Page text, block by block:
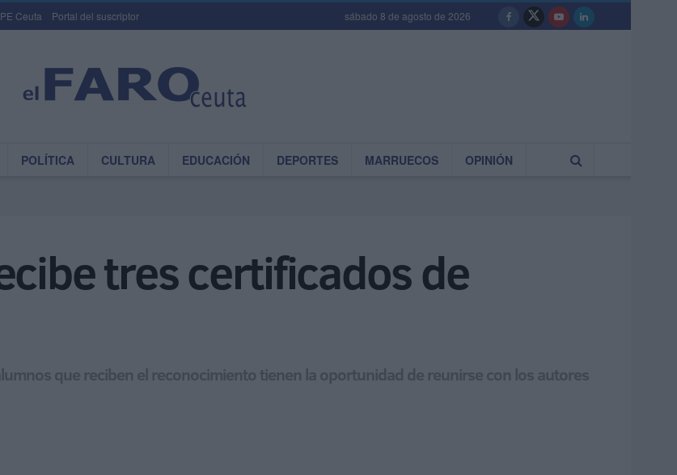
Ceuta Portal del suscriptor sábado 8 de agosto de 2026
POLÍTICA CULTURA EDUCACIÓN DEPORTES MARRUECOS OPINIÓN
tres certificados de
que reciben el reconocimiento tienen la oportunidad de reunirse con los autores